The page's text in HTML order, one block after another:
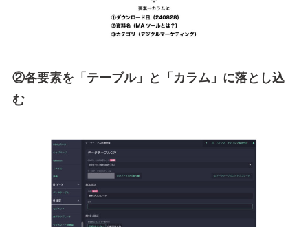
②各要素を「テーブル」と「カラム」に落とし込
む